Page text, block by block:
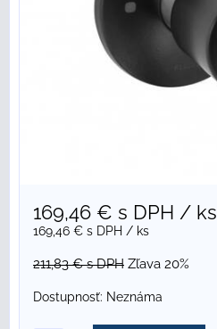
169,46 € s DPH / ks
169,46 € s DPH / ks
211,83 €s DPH Zľava 20%
Dostupnosť: Neznáma